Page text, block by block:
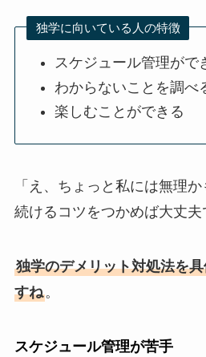
独学に向いている人の特徴
スケジュール管理がで
わからないことを調べ
楽しむことができる
「え、ちょっと私には無理か
続けるコツをつかめば大丈夫
独学のデメリット対処法を
すね。
スケジュール管理が苦手